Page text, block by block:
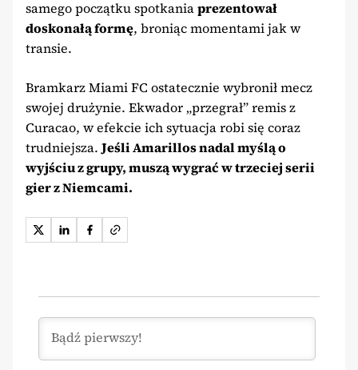
samego początku spotkaniaprezentował
doskonałą formę, broniąc momentami jak w
transie.
Bramkarz Miami FC ostatecznie wybronił mecz
swojej drużynie. Ekwador „przegrał” remis z
Curacao, w efekcie ich sytuacja robi się coraz
trudniejsza. Jeśli Amarillos nadal myślą o
wyjściu z grupy, muszą wygrać w trzeciej serii
gier z Niemcami.